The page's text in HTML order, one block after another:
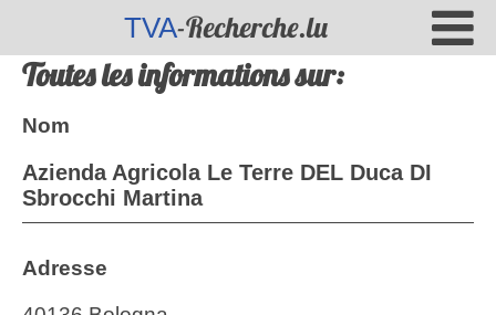
TVA-Recherche.lu
Toutes les informations sur:
Nom
Azienda Agricola Le Terre DEL Duca DI
Sbrocchi Martina
Adresse